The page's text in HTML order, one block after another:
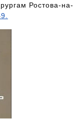
Ростова-на-